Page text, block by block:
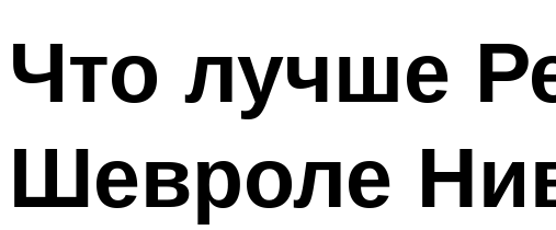
Что лучше
Шевроле